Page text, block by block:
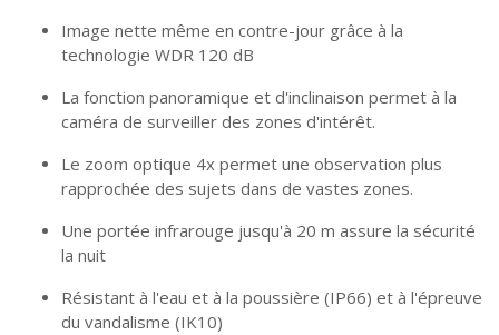
Image nette même en contre-jour grâce à la
technologie WDR 120 dB
La fonction panoramique et d'inclinaison permet à la
caméra de surveiller des zones d'intérêt.
Le zoom optique 4x permet une observation plus
rapprochée des sujets dans de vastes zones.
Une portée infrarouge jusqu'à 20 m assure la sécurité
la nuit
Résistant à l'eau et à la poussière (IP66) et à l'épreuve
du vandalisme (IK10)